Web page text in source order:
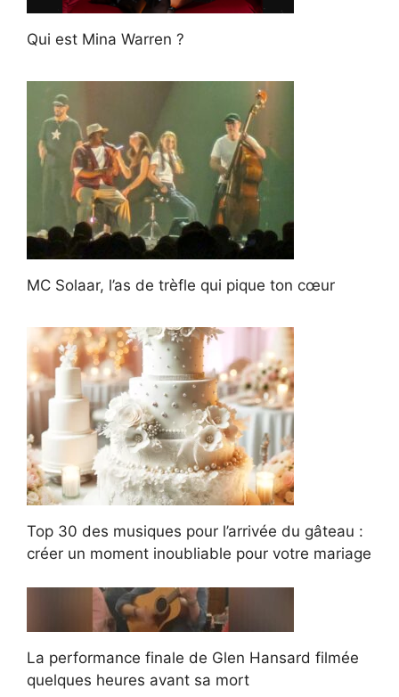
Qui est Mina Warren ?
MC Solaar, l’as de trèfle qui pique ton cœur
Top 30 des musiques pour l’arrivée du gâteau :
créer un moment inoubliable pour votre mariage
La performance finale de Glen Hansard filmée
quelques heures avant sa mort